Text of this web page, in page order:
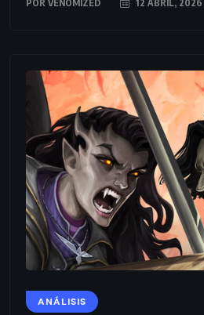
POR VENOMIZED 12 ABRIL, 2026
ANÁLISIS